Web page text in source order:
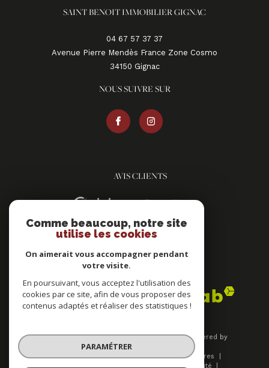
SAINT BENOIT IMMOBILIER GIGNAC
04 67 57 37 37
Avenue Pierre Mendès France Zone Cosmo
34150
gignac
NOUS SUIVRE SUR
AVIS CLIENTS
ADHÉRENTS
© 2026 | Tous droits réservés | Traduction powered by
Google |
Plan du site
Mentions légales
Nos honoraires
Admin
Nos liens Politique de confidentialité
Comme beaucoup, notre site
utilise les cookies
On aimerait vous accompagner pendant
votre visite.
En poursuivant, vous acceptez l'utilisation des
cookies par ce site, afin de vous proposer des
contenus adaptés et réaliser des statistiques !
PARAMÉTRER